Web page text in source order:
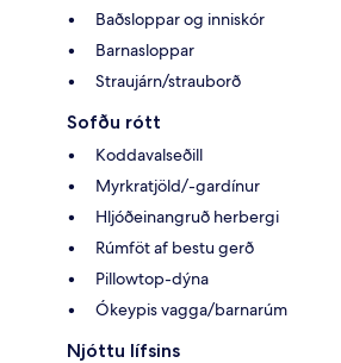
Baðsloppar og inniskór
Barnasloppar
Straujárn/strauborð
Sofðu rótt
Koddavalseðill
Myrkratjöld/-gardínur
Hljóðeinangruð herbergi
Rúmföt af bestu gerð
Pillowtop-dýna
Ókeypis vagga/barnarúm
Njóttu lífsins